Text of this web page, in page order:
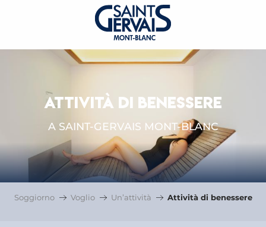
ATTIVITÀ DI BENESSERE
A SAINT-GERVAIS MONT-BLANC
Soggiorno Voglio Un’attività Attività di benessere